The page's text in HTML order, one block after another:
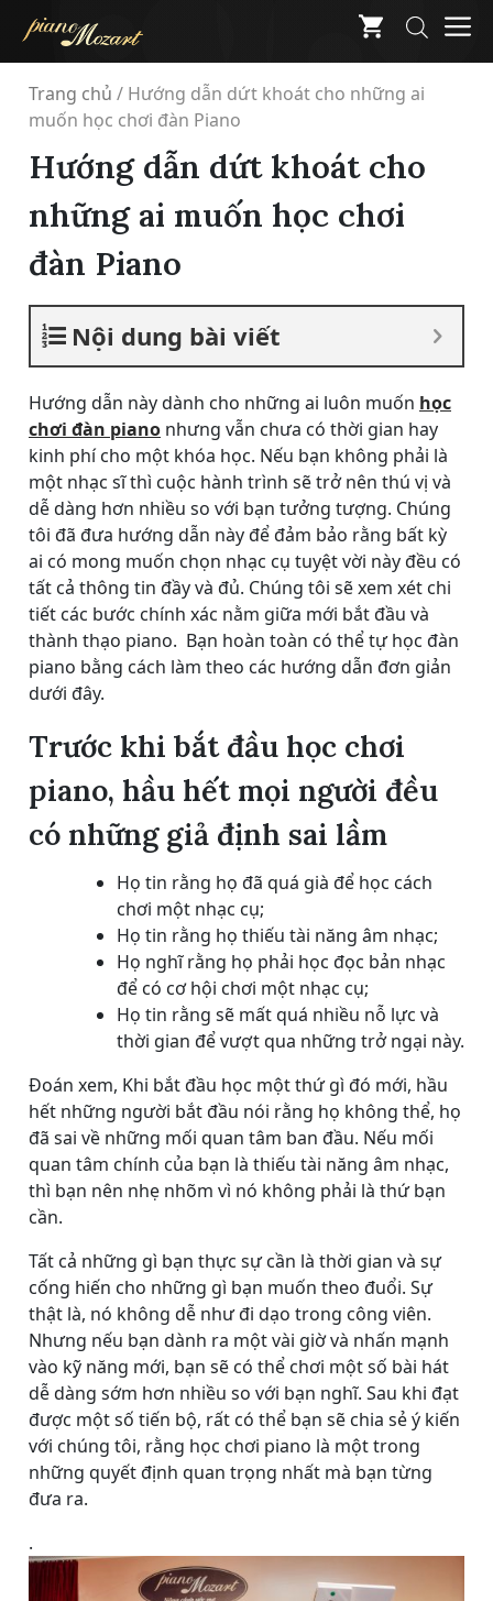
content
Trang chủ / Hướng dẫn dứt khoát cho những ai
muốn học chơi đàn Piano
Hướng dẫn dứt khoát cho
những ai muốn học chơi
đàn Piano
Nội dung bài viết
Hướng dẫn này dành cho những ai luôn muốn học
chơi đàn piano nhưng vẫn chưa có thời gian hay
kinh phí cho một khóa học. Nếu bạn không phải là
một nhạc sĩ thì cuộc hành trình sẽ trở nên thú vị và
dễ dàng hơn nhiều so với bạn tưởng tượng. Chúng
tôi đã đưa hướng dẫn này để đảm bảo rằng bất kỳ
ai có mong muốn chọn nhạc cụ tuyệt vời này đều có
tất cả thông tin đầy và đủ. Chúng tôi sẽ xem xét chi
tiết các bước chính xác nằm giữa mới bắt đầu và
thành thạo piano. Bạn hoàn toàn có thể tự học đàn
piano bằng cách làm theo các hướng dẫn đơn giản
dưới đây.
Trước khi bắt đầu học chơi
piano, hầu hết mọi người đều
có những giả định sai lầm
Họ tin rằng họ đã quá già để học cách
chơi một nhạc cụ;
Họ tin rằng họ thiếu tài năng âm nhạc;
Họ nghĩ rằng họ phải học đọc bản nhạc
để có cơ hội chơi một nhạc cụ;
Họ tin rằng sẽ mất quá nhiều nỗ lực và
thời gian để vượt qua những trở ngại này.
Đoán xem, Khi bắt đầu học một thứ gì đó mới, hầu
hết những người bắt đầu nói rằng họ không thể, họ
đã sai về những mối quan tâm ban đầu. Nếu mối
quan tâm chính của bạn là thiếu tài năng âm nhạc,
thì bạn nên nhẹ nhõm vì nó không phải là thứ bạn
cần.
Tất cả những gì bạn thực sự cần là thời gian và sự
cống hiến cho những gì bạn muốn theo đuổi. Sự
thật là, nó không dễ như đi dạo trong công viên.
Nhưng nếu bạn dành ra một vài giờ và nhấn mạnh
vào kỹ năng mới, bạn sẽ có thể chơi một số bài hát
dễ dàng sớm hơn nhiều so với bạn nghĩ. Sau khi đạt
được một số tiến bộ, rất có thể bạn sẽ chia sẻ ý kiến ​​
với chúng tôi, rằng học chơi piano là một trong
những quyết định quan trọng nhất mà bạn từng
đưa ra.
.